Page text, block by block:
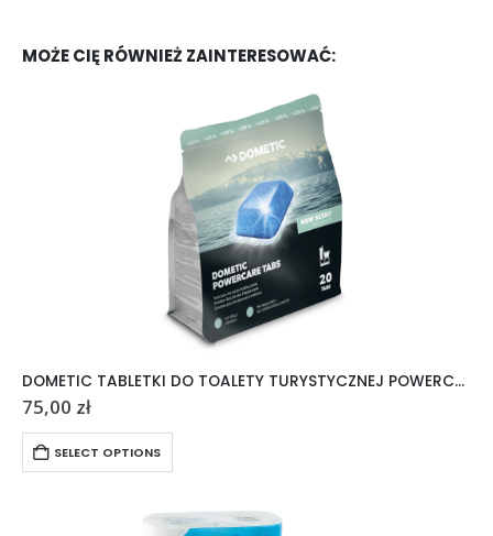
MOŻE CIĘ RÓWNIEŻ ZAINTERESOWAĆ:
DOMETIC TABLETKI DO TOALETY TURYSTYCZNEJ POWERCARE TABS 20 SZTUK
75,00 zł
SELECT OPTIONS